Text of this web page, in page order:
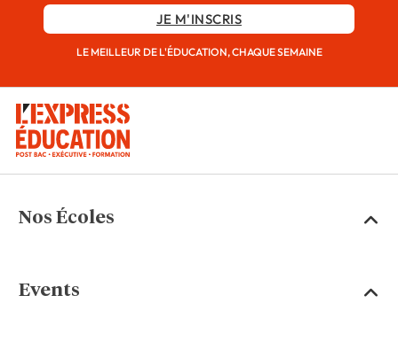
JE M'INSCRIS
LE MEILLEUR DE L'ÉDUCATION, CHAQUE SEMAINE
Nos Écoles
Events